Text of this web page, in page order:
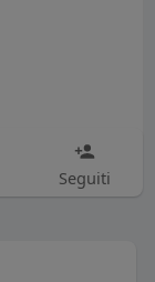
Seguiti